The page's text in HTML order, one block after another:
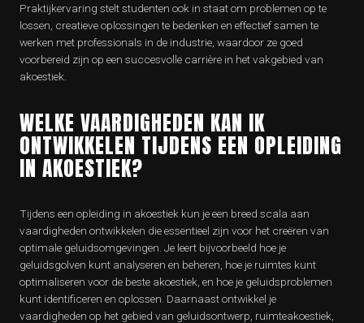
Praktijkervaring stelt studenten ook in staat om problemen op te
lossen, creatieve oplossingen te bedenken en effectief samen te
werken met professionals in de industrie, waardoor ze goed
voorbereid zijn op een succesvolle carrière in het vakgebied van
akoestiek.
WELKE VAARDIGHEDEN KAN IK
ONTWIKKELEN TIJDENS EEN OPLEIDING
IN AKOESTIEK?
Tijdens een opleiding in akoestiek kun je een breed scala aan
vaardigheden ontwikkelen die essentieel zijn voor het creëren van
optimale geluidsomgevingen. Je leert bijvoorbeeld hoe je
geluidsgolven kunt analyseren en beheren, hoe je ruimtes kunt
optimaliseren voor de beste akoestiek, en hoe je geluidsproblemen
kunt identificeren en oplossen. Daarnaast ontwikkel je
vaardigheden op het gebied van geluidsontwerp, ruimteakoestiek,